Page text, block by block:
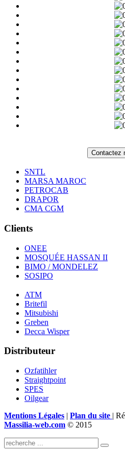
Contactez
SNTL
MARSA MAROC
PETROCAB
DRAPOR
CMA CGM
Clients
ONEE
MOSQUÉE HASSAN II
BIMO / MONDELEZ
SOSIPO
ATM
Britefil
Mitsubishi
Greben
Decca Wisper
Distributeur
Ozfatihler
Straightpoint
SPES
Oilgear
Mentions Légales | Plan du site |
Massilia-web.com © 2015